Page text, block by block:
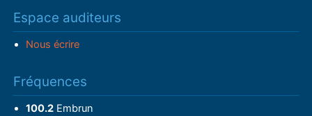
Espace auditeurs
Nous écrire
Fréquences
100.2Embrun